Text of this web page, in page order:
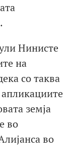
Нинисте
на
со таква
земја
во
во